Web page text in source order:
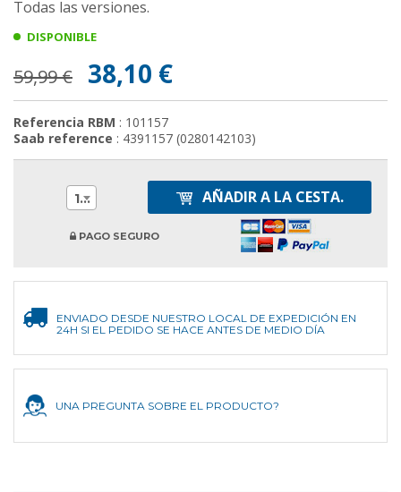
Todas las versiones.
DISPONIBLE
59,99 € 38,10 €
Referencia RBM : 101157
Saab reference : 4391157 (0280142103)
1 AÑADIR A LA CESTA.
PAGO SEGURO
ENVIADO DESDE NUESTRO LOCAL DE EXPEDICIÓN EN
24H SI EL PEDIDO SE HACE ANTES DE MEDIO DÍA
UNA PREGUNTA SOBRE EL PRODUCTO?